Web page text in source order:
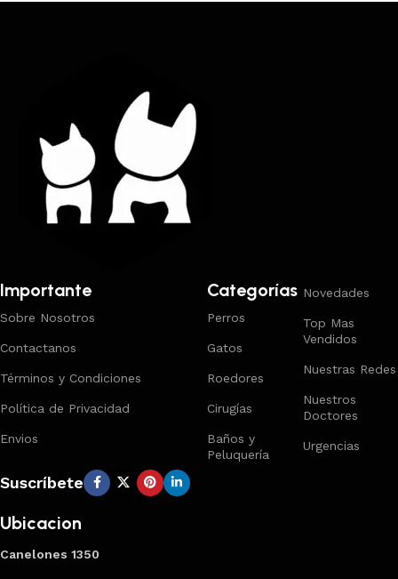
Importante
Sobre Nosotros
Contactanos
Términos y Condiciones
Política de Privacidad
Envios
Categorías
Perros
Gatos
Roedores
Cirugías
Baños y
Peluquería
Novedades
Top Mas
Vendidos
Nuestras Redes
Nuestros
Doctores
Urgencias
Suscríbete
Ubicacion
Canelones 1350